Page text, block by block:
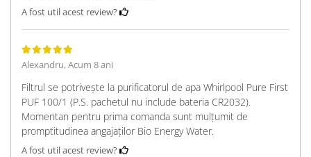
A fost util acest review?
Alexandru,Acum 8 ani
Filtrul se potrivește la purificatorul de apa Whirlpool Pure First
PUF 100/1 (P.S. pachetul nu include bateria CR2032).
Momentan pentru prima comanda sunt mulțumit de
promptitudinea angajaților Bio Energy Water.
A fost util acest review?